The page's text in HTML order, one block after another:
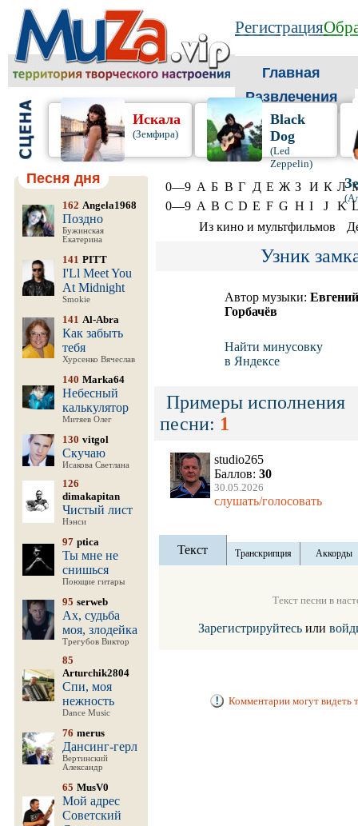
Регистрация
Главная
Развлечения
Искала
(Земфира)
Black
Dog
(Led
Zeppelin)
Песня дня
162 Angela1968
Поздно
Бужинская
Екатерина
141 PITT
I'Ll Meet You
At Midnight
Smokie
141 Al-Abra
Как забыть
тебя
Хурсенко Вячеслав
140 Marka64
Небесный
калькулятор
Митяев Олег
130 vitgol
Скучаю
Исакова Светлана
126
dimakapitan
Чистый лист
Нэнси
97 ptica
Ты мне не
снишься
Поющие гитары
95 serweb
Ах, судьба
моя, злодейка
Трегубов Виктор
85
Arturchik2804
Спи, моя
нежность
Dance Music
76 merus
Дансинг-герл
Вертинский
Александр
65 MusV0
Мой адрес
Советский
0—9 А Б В Г Д Е Ж З И К Л
0—9 A B C D E F G H I J K
Из кино и мультфильмов
Узник
Автор музыки: Евгений
Горбачёв
Найти минусовку
в Яндексе
Примеры исполнения
песни: 1
studio265
Баллов: 30
30.05.2026
слушать/голосовать
Текст Транскрипция Аккорды
Текст песни в
Зарегистрируйтесь или
Комментарии могут видеть